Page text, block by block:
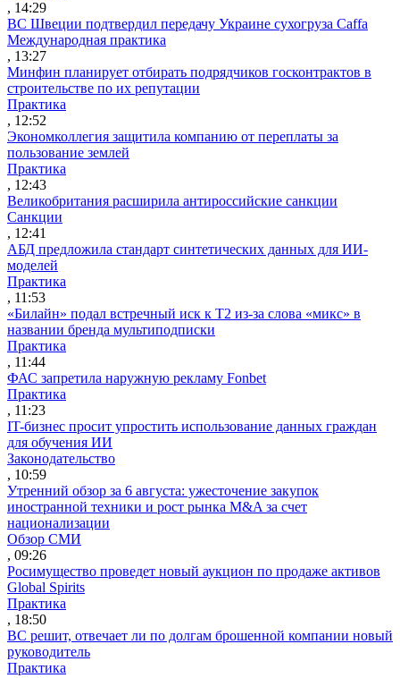
, 14:29
ВС Швеции подтвердил передачу Украине сухогруза Caffa
Международная практика
, 13:27
Минфин планирует отбирать подрядчиков госконтрактов в
строительстве по их репутации
Практика
, 12:52
Экономколлегия защитила компанию от переплаты за
пользование землей
Практика
, 12:43
Великобритания расширила антироссийские санкции
Санкции
, 12:41
АБД предложила стандарт синтетических данных для ИИ-
моделей
Практика
, 11:53
«Билайн» подал встречный иск к Т2 из-за слова «микс» в
названии бренда мультиподписки
Практика
, 11:44
ФАС запретила наружную рекламу Fonbet
Практика
, 11:23
IT-бизнес просит упростить использование данных граждан
для обучения ИИ
Законодательство
, 10:59
Утренний обзор за 6 августа: ужесточение закупок
иностранной техники и рост рынка M&A за счет
национализации
Обзор СМИ
, 09:26
Росимущество проведет новый аукцион по продаже активов
Global Spirits
Практика
, 18:50
ВС решит, отвечает ли по долгам брошенной компании новый
руководитель
Практика